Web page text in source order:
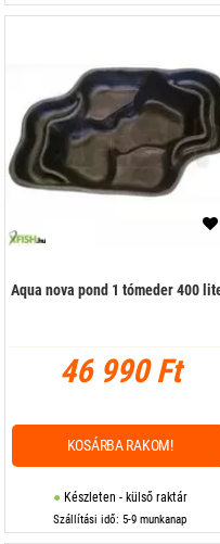
Aqua nova pond 1 tómeder 400
46 990 Ft
Készleten - külső raktár
Szállítási idő: 5-9 munkanap
KOSÁRBA RAKOM!